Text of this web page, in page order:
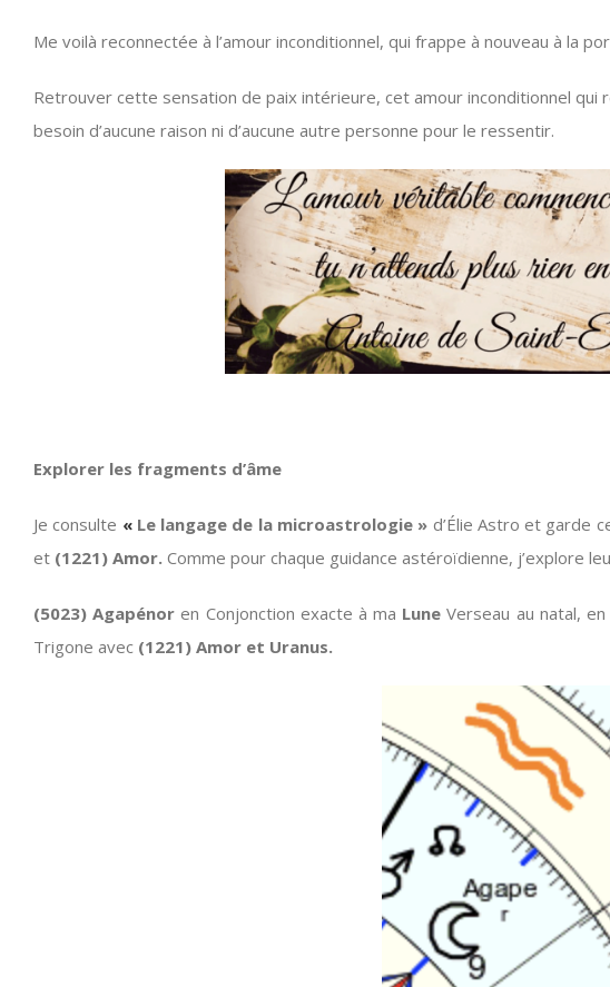
Me voilà reconnectée à l’amour inconditionnel, qui frappe à nouveau à la
Retrouver cette sensation de paix intérieure, cet amour inconditionnel qui
besoin d’aucune raison ni d’aucune autre personne pour le ressentir.
Explorer les fragments d’âme
Je consulte « Le langage de la microastrologie » d’Élie Astro et garde
et (1221) Amor. Comme pour chaque guidance astéroïdienne, j’explore
(5023) Agapénor en Conjonction exacte à ma LuneVerseau au natal,
Trigone avec (1221) Amor et Uranus.